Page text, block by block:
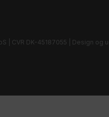
| CVR DK-45187055 | Design og